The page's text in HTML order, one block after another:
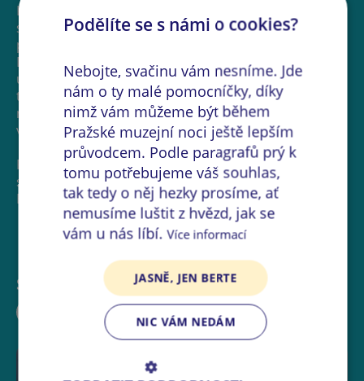
Kdo ovládá naše data, osobní suverenitu i politickou
svobodu? Odpovědi nabízí umělecko-výzkumný
projekt a mezinárodní skupinová výstava DATAS: The
Data and the Sovereign, v němž čeští a zahraniční
umělci ve svých dílech zkoumají, jak výpočetní
technologie, AI, automatizace a digitální infrastruktury
narušují osobní i státní suverenitu. Kurátorkou
výstavy je Lívia Nolasco-Rózsás.
Projekt DATAS: The Data and the Sovereign je
spolufinancován Evropskou unií z programu Kreativní
Sdílejte událost:
Podělíte se s námi o cookies?
Nebojte, svačinu vám nesníme. Jde
nám o ty malé pomocníčky, díky
nimž vám můžeme být během
Pražské muzejní noci ještě lepším
průvodcem. Podle paragrafů prý k
tomu potřebujeme váš souhlas,
tak tedy o něj hezky prosíme, ať
nemusíme luštit z hvězd, jak se
vám u nás líbí.Více informací
JASNĚ, JEN BERTE
NIC VÁM NEDÁM